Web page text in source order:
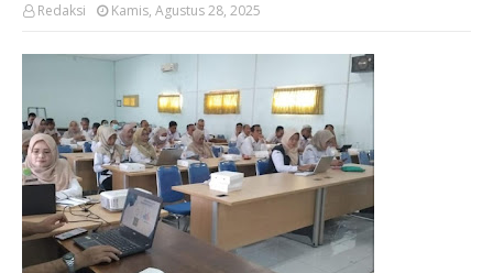
Redaksi Kamis, Agustus 28, 2025